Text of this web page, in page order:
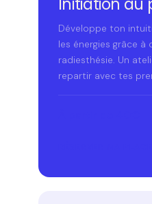
Développe ton
les énergies grâce
radiesthésie. Un
repartir avec tes